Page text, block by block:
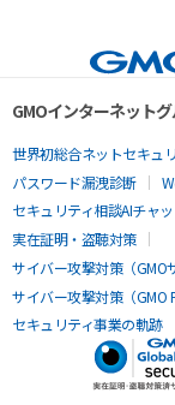
GMOインターネット
世界初総合ネットセキュ
パスワード漏洩診断
セキュリティ相談AIチャ
実在証明・盗聴対策
サイバー攻撃対策（GMO
サイバー攻撃対策（GMO
セキュリティ事業の軌跡